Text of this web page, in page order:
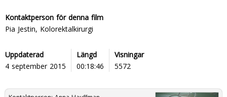
Kontaktperson för denna film
Pia Jestin, Kolorektalkirurgi
Uppdaterad
4 september 2015
Längd
00:18:46
Visningar
5572